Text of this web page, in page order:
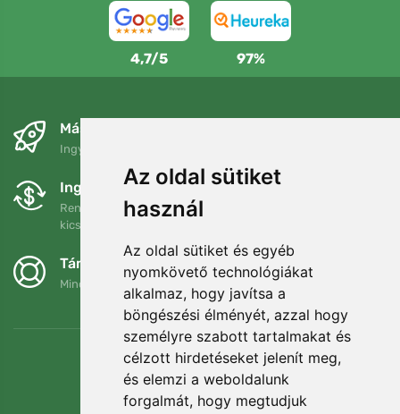
Az oldal sütiket
használ
Az oldal sütiket és egyéb
nyomkövető technológiákat
alkalmaz, hogy javítsa a
böngészési élményét, azzal hogy
személyre szabott tartalmakat és
célzott hirdetéseket jelenít meg,
és elemzi a weboldalunk
forgalmát, hogy megtudjuk
4,7/5 97%
Másnapra és ingyenesen
Ingyenes szállítás a következő összeg felett: 80 EUR
Ingyenes csere és visszaküldés
Rendelését 90 napon belül bármikor visszaküldheti vagy
kicserélheti.
Támogatjuk a Trees.org-ot
Minden megrendelésért ültetünk egy fát! Bővebben